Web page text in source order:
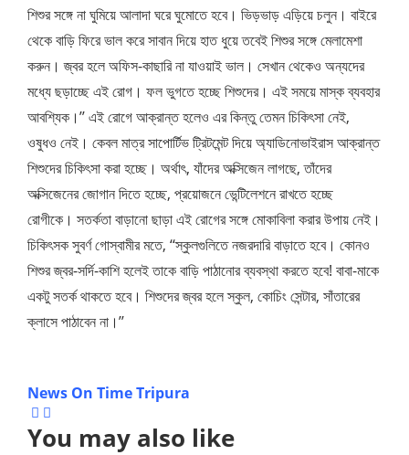
শিশুর সঙ্গে না ঘুমিয়ে আলাদা ঘরে ঘুমোতে হবে। ভিড়ভাড় এড়িয়ে চলুন। বাইরে
থেকে বাড়ি ফিরে ভাল করে সাবান দিয়ে হাত ধুয়ে তবেই শিশুর সঙ্গে মেলামেশা
করুন। জ্বর হলে অফিস-কাছারি না যাওয়াই ভাল। সেখান থেকেও অন্যদের
মধ্যে ছড়াচ্ছে এই রোগ। ফল ভুগতে হচ্ছে শিশুদের। এই সময়ে মাস্ক ব্যবহার
আবশ্যিক।’’ এই রোগে আক্রান্ত হলেও এর কিন্তু তেমন চিকিৎসা নেই,
ওষুধও নেই। কেবল মাত্র সাপোর্টিভ ট্রিটমেন্ট দিয়ে অ্যাডিনোভাইরাস আক্রান্ত
শিশুদের চিকিৎসা করা হচ্ছে। অর্থাৎ, যাঁদের অক্সিজেন লাগছে, তাঁদের
অক্সিজেনের জোগান দিতে হচ্ছে, প্রয়োজনে ভেন্টিলেশনে রাখতে হচ্ছে
রোগীকে। সতর্কতা বাড়ানো ছাড়া এই রোগের সঙ্গে মোকাবিলা করার উপায় নেই।
চিকিৎসক সুবর্ণ গোস্বামীর মতে, ‘‘স্কুলগুলিতে নজরদারি বাড়াতে হবে। কোনও
শিশুর জ্বর-সর্দি-কাশি হলেই তাকে বাড়ি পাঠানোর ব্যবস্থা করতে হবে! বাবা-মাকে
একটু সতর্ক থাকতে হবে। শিশুদের জ্বর হলে স্কুল, কোচিং সেন্টার, সাঁতারের
ক্লাসে পাঠাবেন না।’’
News On Time Tripura
You may also like